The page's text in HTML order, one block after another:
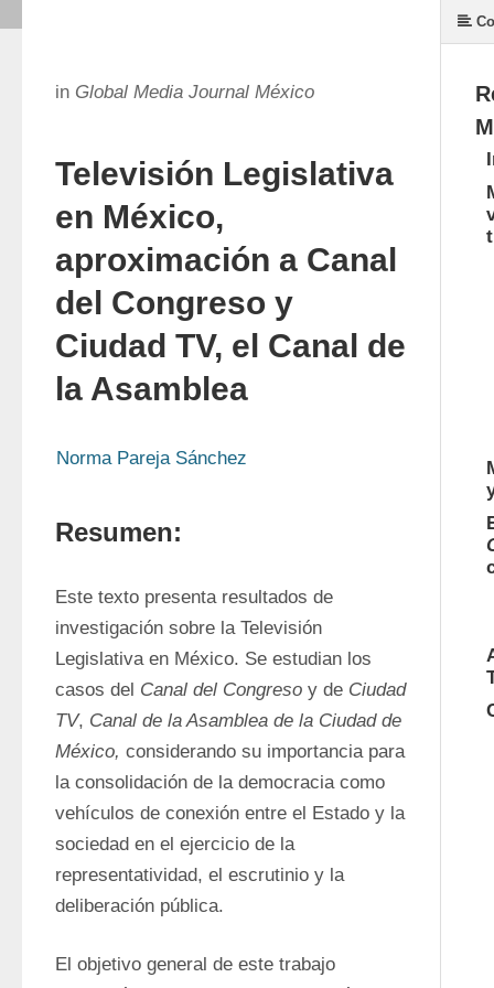
in Global Media Journal México
Televisión Legislativa
en México,
aproximación a Canal
del Congreso y
Ciudad TV, el Canal de
la Asamblea
Norma Pareja Sánchez
Resumen:
Este texto presenta resultados de
investigación sobre la Televisión
Legislativa en México. Se estudian los
casos del Canal del Congreso y de Ciudad
TV, Canal de la Asamblea de la Ciudad de
México, considerando su importancia para
la consolidación de la democracia como
vehículos de conexión entre el Estado y la
sociedad en el ejercicio de la
representatividad, el escrutinio y la
deliberación pública.
El objetivo general de este trabajo